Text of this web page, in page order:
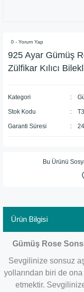
0 - Yorum Yap
925 Ayar Gümüş
Zülfikar Kılıcı
Kategori
Stok Kodu
Garanti Süresi
Bu Ürünü
Ürün Bilgisi
​Gümüş Rose
Sevgilinize sonsuz
yollarından biri de
etmektir.